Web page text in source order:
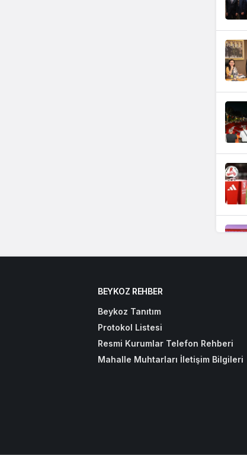
BEYKOZ REHBER
Beykoz Tanıtım
Protokol Listesi
Resmi Kurumlar Telefon Rehberi
Mahalle Muhtarları İletişim Bilgileri